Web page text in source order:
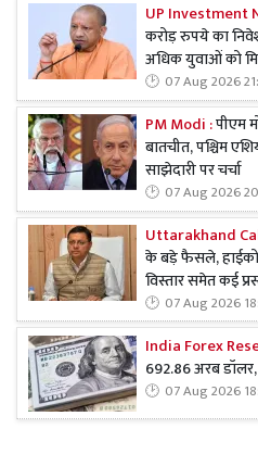
UP Investment
करोड़ रुपये का
अधिक युवाओं को
07 Aug 2026
PM Modi :पीएम
बातचीत, पश्चिम
साझेदारी पर चर्चा
07 Aug 2026
Uttarakhand
के बड़े फैसले,
विस्तार समेत कई
07 Aug 2026
India Forex
692.86 अरब
07 Aug 2026